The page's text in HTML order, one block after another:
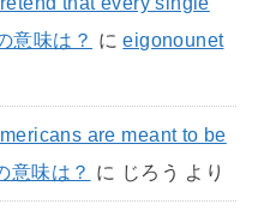
意味は？ にeigonounet
are meant to be
意味は？ に じろう より